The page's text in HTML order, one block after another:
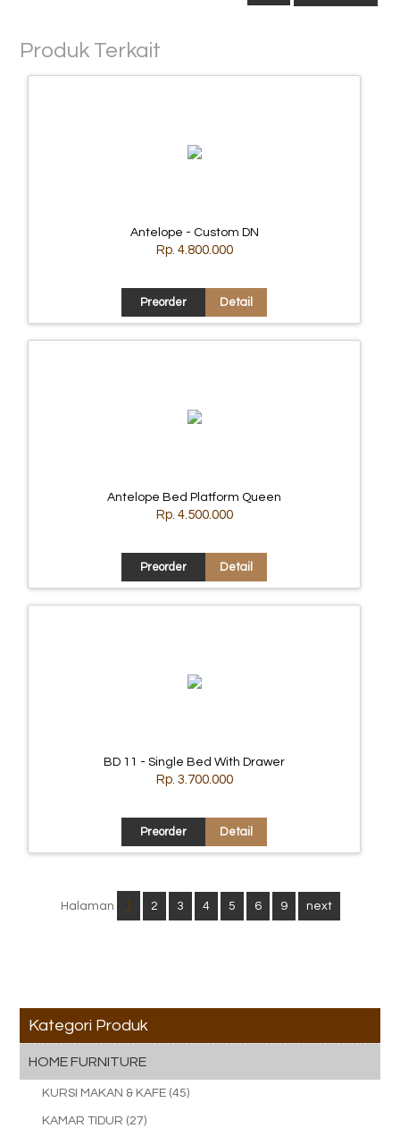
Produk Terkait
Antelope - Custom DN
Rp. 4.800.000
Preorder Detail
Antelope Bed Platform Queen
Rp. 4.500.000
Preorder Detail
BD 11 - Single Bed With Drawer
Rp. 3.700.000
Preorder Detail
Halaman 1 2 3 4 5 6 9 next
Kategori Produk
HOME FURNITURE
KURSI MAKAN & KAFE (45)
KAMAR TIDUR (27)